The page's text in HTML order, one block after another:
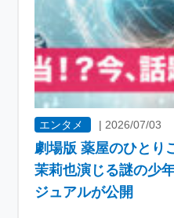
エンタメ |2026/07/03
劇場版 薬屋のひとり
茉莉也演じる謎の少
ジュアルが公開